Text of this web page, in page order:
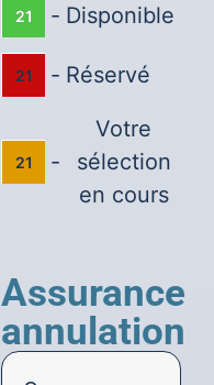
21 - Disponible
21 - Réservé
21 -
Votre
sélection
en cours
Assurance
annulation